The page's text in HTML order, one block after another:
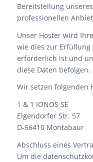
Bereitstellung
professionellen
Unser Hoster wird
wie dies zur
erforderlich ist und
diese Daten befolgen.
Wir setzen folgenden
1 & 1 IONOS SE
Elgendorfer Str. 57
D-56410 Montabaur
Abschluss eines
Um die